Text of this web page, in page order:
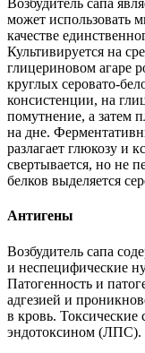
Возбудитель сапа
может использовать
качестве
Культивируется на
глицериновом агаре
круглых серовато-
консистенции, на
помутнение, а затем
на дне.
разлагает глюкозу и
свертывается, но не
белков выделяется
Антигены
Возбудитель сапа
и неспецифические
Патогенность и
адгезией и
в кровь. Токсические
эндотоксином (ЛПС).